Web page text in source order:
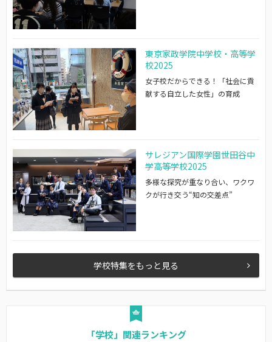
東京家政学院中学校・高等学
校2025
女子校だからできる！「社会に貢
献する自立した女性」の育成
サレジアン国際学園世田谷中
学高等学校2025
多様な探究が重なり合い、ワクワ
クが行き交う“知の交差点”
学校特集をもっと見る
「学校」関連ランキング